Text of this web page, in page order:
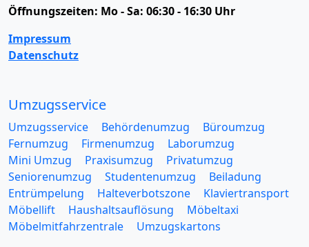
Öffnungszeiten: Mo - Sa: 06:30 - 16:30 Uhr
Impressum
Datenschutz
Umzugsservice
Umzugsservice Behördenumzug
Büroumzug
Fernumzug
Firmenumzug
Laborumzug
Mini Umzug
Praxisumzug
Privatumzug
Seniorenumzug
Studentenumzug
Beiladung
Entrümpelung
Halteverbotszone
Klaviertransport
Möbellift
Haushaltsauflösung
Möbeltaxi
Möbelmitfahrzentrale
Umzugskartons